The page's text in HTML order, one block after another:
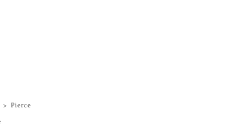
> Pierce